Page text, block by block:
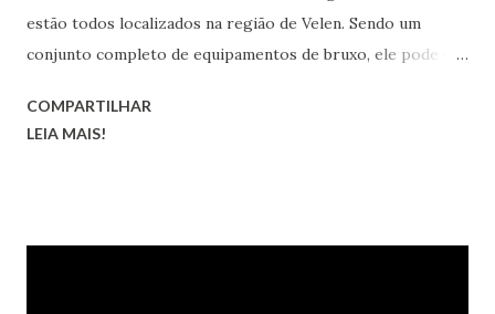
estão todos localizados na região de Velen. Sendo um
conjunto completo de equipamentos de bruxo, ele pode ser
e grão-mestre.
COMPARTILHAR
LEIA MAIS!